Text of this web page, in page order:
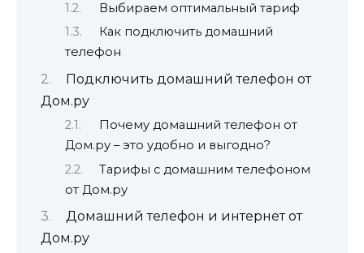
Выбираем оптимальный тариф
Как подключить домашний
телефон
Подключить домашний телефон от
Дом.ру
Почему домашний телефон от
Дом.ру – это удобно и выгодно?
Тарифы с домашним телефоном
от Дом.ру
Домашний телефон и интернет от
Дом.ру